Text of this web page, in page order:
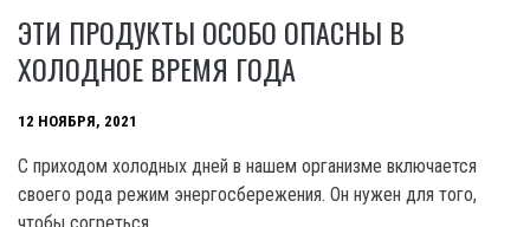
ЭТИ ПРОДУКТЫ ОСОБО ОПАСНЫ В
ХОЛОДНОЕ ВРЕМЯ ГОДА
12 НОЯБРЯ, 2021
С приходом холодных дней в нашем организме включается
своего рода режим энергосбережения. Он нужен для того,